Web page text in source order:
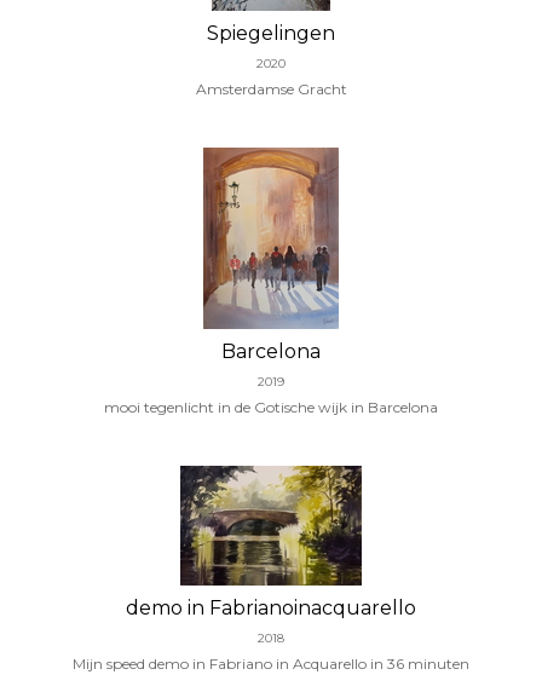
Spiegelingen
2020
Amsterdamse Gracht
Barcelona
2019
mooi tegenlicht in de Gotische wijk in Barcelona
demo in Fabrianoinacquarello
2018
Mijn speed demo in Fabriano in Acquarello in 36 minuten